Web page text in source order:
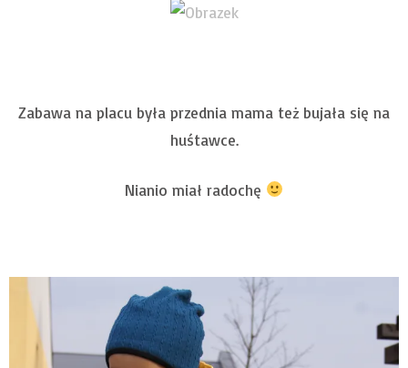
Zabawa na placu była przednia mama też bujała się na
huśtawce.
Nianio miał radochę